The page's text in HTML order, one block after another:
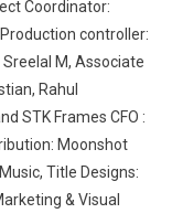
Coordinator:
controller:
M, Associate
Rahul
STK Frames CFO :
Moonshot
Title Designs:
& Visual